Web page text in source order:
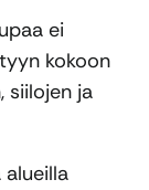
ei
kokoon
siilojen ja